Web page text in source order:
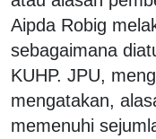
Aipda Robig
sebagaimana
KUHP. JPU,
mengatakan,
memenuhi